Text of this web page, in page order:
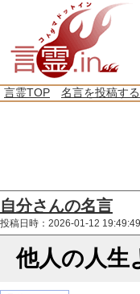
言霊TOP 名言を投稿する
自分さんの名言
投稿日時：2026-01-12
他人の人生